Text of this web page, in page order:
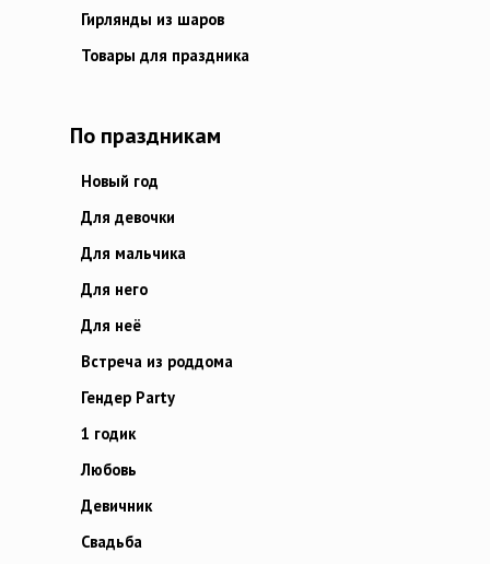
Гирлянды из шаров
Товары для праздника
По праздникам
Новый год
Для девочки
Для мальчика
Для него
Для неё
Встреча из роддома
Гендер Party
1 годик
Любовь
Девичник
Свадьба